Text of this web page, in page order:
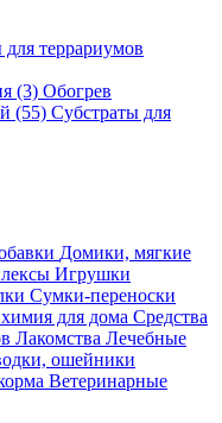
террариумов
(3) Обогрев
(55) Субстраты для
Домики, мягкие
Игрушки
Сумки-переноски
для дома Средства
Лакомства Лечебные
ошейники
Ветеринарные